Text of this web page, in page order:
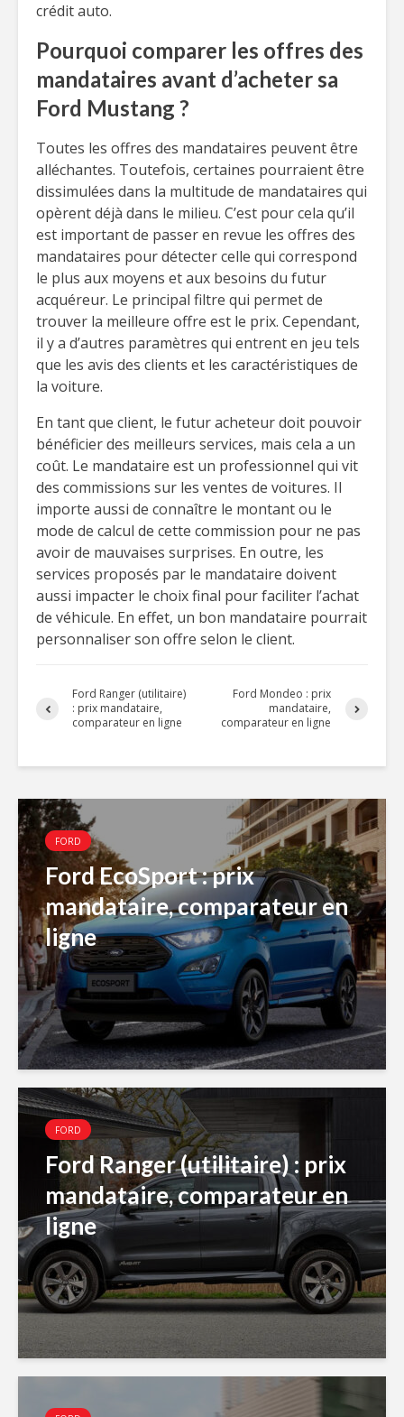
crédit auto.
Pourquoi comparer les offres des
mandataires avant d’acheter sa
Ford Mustang ?
Toutes les offres des mandataires peuvent être
alléchantes. Toutefois, certaines pourraient être
dissimulées dans la multitude de mandataires qui
opèrent déjà dans le milieu. C’est pour cela qu’il
est important de passer en revue les offres des
mandataires pour détecter celle qui correspond
le plus aux moyens et aux besoins du futur
acquéreur. Le principal filtre qui permet de
trouver la meilleure offre est le prix. Cependant,
il y a d’autres paramètres qui entrent en jeu tels
que les avis des clients et les caractéristiques de
la voiture.
En tant que client, le futur acheteur doit pouvoir
bénéficier des meilleurs services, mais cela a un
coût. Le mandataire est un professionnel qui vit
des commissions sur les ventes de voitures. Il
importe aussi de connaître le montant ou le
mode de calcul de cette commission pour ne pas
avoir de mauvaises surprises. En outre, les
services proposés par le mandataire doivent
aussi impacter le choix final pour faciliter l’achat
de véhicule. En effet, un bon mandataire pourrait
personnaliser son offre selon le client.
Ford Ranger (utilitaire)
: prix mandataire,
comparateur en ligne
Ford Mondeo : prix
mandataire,
comparateur en ligne
FORD
Ford EcoSport : prix
mandataire, comparateur en
ligne
FORD
Ford Ranger (utilitaire) : prix
mandataire, comparateur en
ligne